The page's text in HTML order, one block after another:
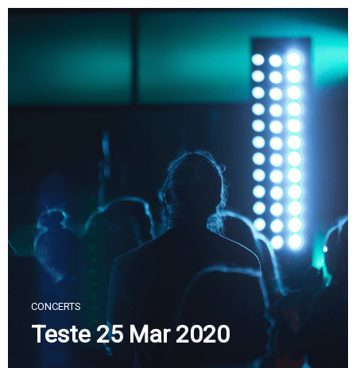
Skip
CONCERTS
Teste 25 Mar 2020